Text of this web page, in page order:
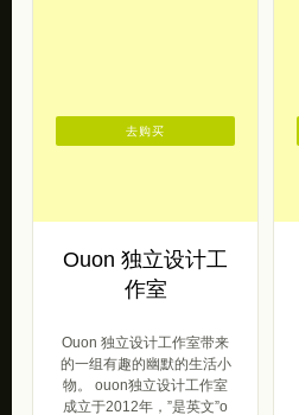
Ouon 独立设计工
作室
Ouon 独立设计工作室带来
的一组有趣的幽默的生活小
物。 ouon独立设计工作室
成立于2012年，”是英文”o
去购买